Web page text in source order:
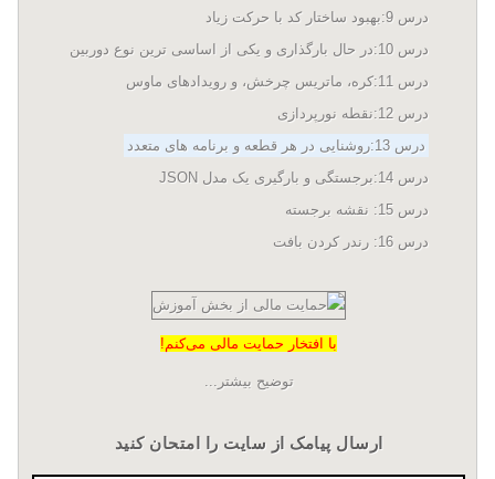
درس 9:بهبود ساختار کد با حرکت زیاد
درس 10:در حال بارگذاری و یکی از اساسی ترین نوع دوربین
درس 11:کره، ماتریس چرخش، و رویدادهای ماوس
درس 12:نقطه نورپردازی
درس 13:روشنایی در هر قطعه و برنامه های متعدد
درس 14:برجستگی و بارگیری یک مدل JSON
درس 15: نقشه برجسته
درس 16: رندر کردن بافت
با افتخار حمایت مالی می‌کنم!
توضیح بیشتر...
ارسال پیامک از سایت را امتحان کنید